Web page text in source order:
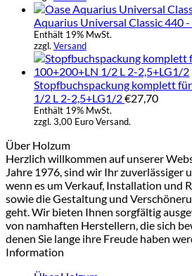
Aquarius Universal Classic 440
Enthält 19% MwSt.
zzgl. Versand
Stopfbuchspackung komplett
1/2 L 2-2,5+LG1/2€27,70
Enthält 19% MwSt.
zzgl. 3,00 Euro Versand.
Über Holzum
Herzlich willkommen auf unserer
Jahre 1976, sind wir Ihr zuverlässiger
wenn es um Verkauf, Installation und
sowie die Gestaltung und
geht. Wir bieten Ihnen sorgfältig
von namhaften Herstellern, die sich
denen Sie lange ihre Freude haben
Information